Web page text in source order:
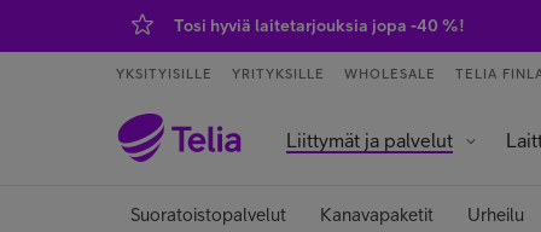
Tosi hyviä laitetarjouksia jopa -40 %!
YKSITYISILLE YRITYKSILLE WHOLESALE TELIA
Liittymät ja palvelut
Suoratoistopalvelut Kanavapaketit Urheilu